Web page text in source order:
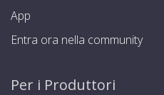
App
Entra ora nella community
Per i Produttori